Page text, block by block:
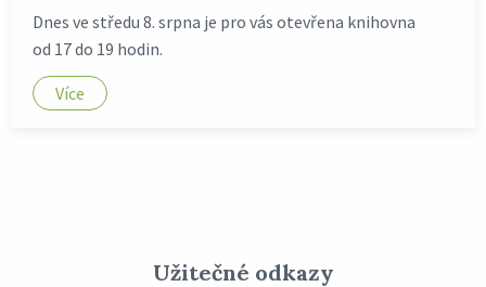
Dnes ve středu 8. srpna je pro vás otevřena knihovna
od 17 do 19 hodin.
Více
Užitečné odkazy